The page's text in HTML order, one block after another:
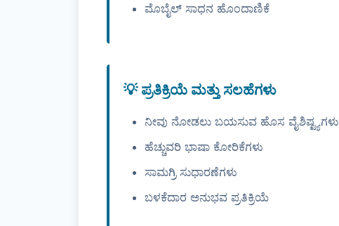
ಮೊಬೈಲ್ ಸಾಧನ ಹೊಂದಾಣಿಕೆ
💡 ಪ್ರತಿಕ್ರಿಯೆ ಮತ್ತು ಸಲಹೆಗಳು
ನೀವು ನೋಡಲು ಬಯಸುವ ಹೊಸ ವೈಶಿಷ್ಟ್ಯಗಳು
ಹೆಚ್ಚುವರಿ ಭಾಷಾ ಕೋರಿಕೆಗಳು
ಸಾಮಗ್ರಿ ಸುಧಾರಣೆಗಳು
ಬಳಕೆದಾರ ಅನುಭವ ಪ್ರತಿಕ್ರಿಯೆ